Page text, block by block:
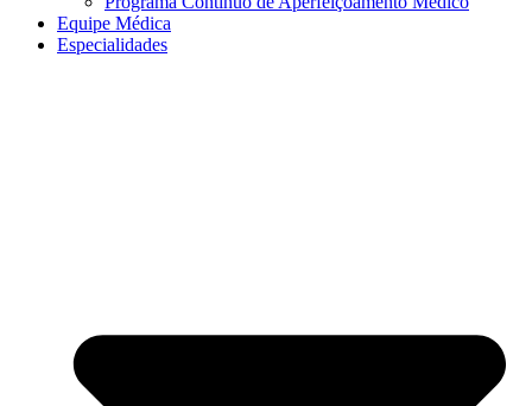
Equipe Médica
Especialidades